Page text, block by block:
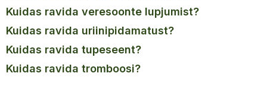
kuidas ravida veresoonte lupjumist?
kuidas ravida uriinipidamatust?
kuidas ravida tupeseent?
kuidas ravida tromboosi?